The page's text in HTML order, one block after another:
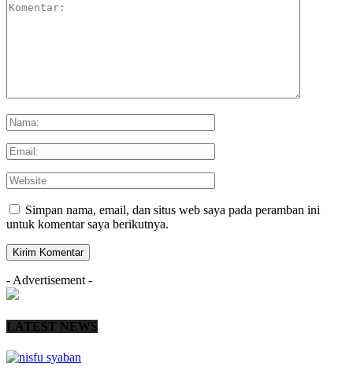
Simpan nama, email, dan situs web saya pada peramban ini
untuk komentar saya berikutnya.
- Advertisement -
LATEST NEWS